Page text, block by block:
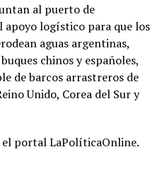
al puerto de
apoyo logístico para que los
aguas argentinas,
chinos y españoles,
de barcos arrastreros de
Unido, Corea del Sur y
portal LaPolíticaOnline.